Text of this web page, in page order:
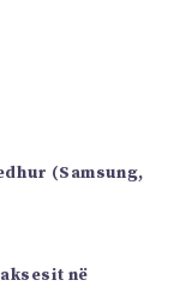
(Samsung,
në